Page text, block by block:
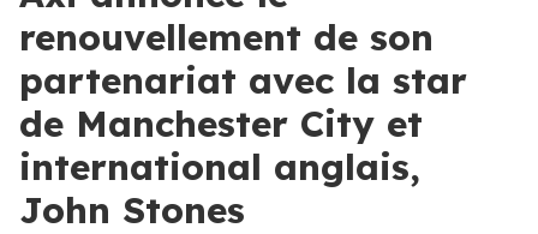
renouvellement de son
partenariat avec la star
de Manchester City et
international anglais,
John Stones